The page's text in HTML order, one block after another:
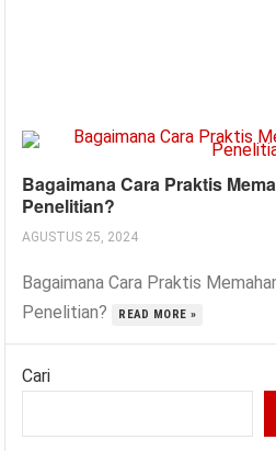
Bagaimana Cara Praktis
Penelitian?
AGUSTUS 25, 2024
Bagaimana Cara Praktis
Penelitian?
READ MORE »
Cari